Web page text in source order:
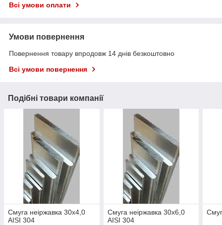
Всі умови оплати
Умови повернення
Повернення товару впродовж 14 днів безкоштовно
Всі умови повернення
Подібні товари компанії
Смуга неіржавка 30х4,0
AISI 304
Смуга неіржавка 30х6,0
AISI 304